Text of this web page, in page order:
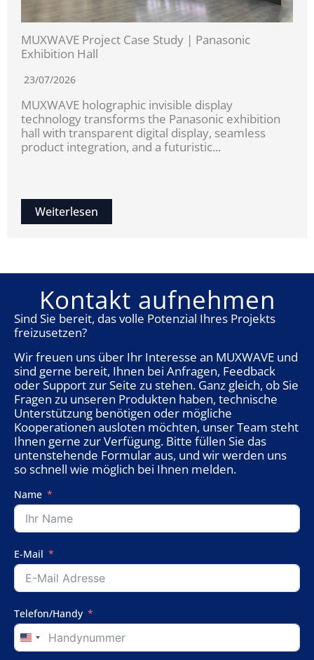
MUXWAVE Project Case Study | Panasonic
Exhibition Hall
23/07/2026
MUXWAVE holographic invisible display
technology transforms the Panasonic exhibition
hall with transparent digital display, seamless
product integration, and a futuristic...
Weiterlesen
Kontakt aufnehmen
Sind Sie bereit, das volle Potenzial Ihres Projekts
freizusetzen?
Wir freuen uns über Ihr Interesse an MUXWAVE und
sind gerne bereit, Ihnen bei Anfragen, Feedback
oder Support zur Seite zu stehen. Ganz gleich, ob Sie
Fragen zu unseren Produkten haben, technische
Unterstützung benötigen oder mögliche
Kooperationen ausloten möchten, unser Team steht
Ihnen gerne zur Verfügung. Bitte füllen Sie das
untenstehende Formular aus, und wir werden uns
so schnell wie möglich bei Ihnen melden.
Name
E-Mail
Telefon/Handy
United
States